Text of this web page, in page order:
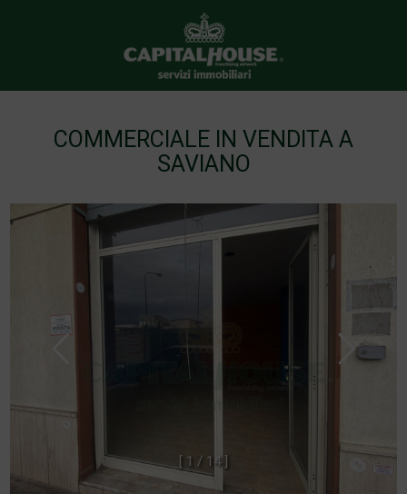
COMMERCIALE IN VENDITA A
SAVIANO
[ 1 / 1 4 ]